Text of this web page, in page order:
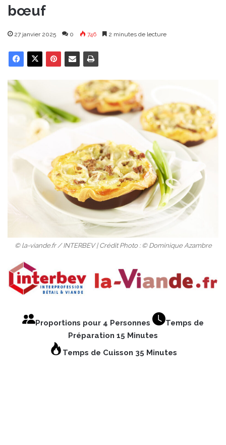
bœuf
27 janvier 2025 0 746 2 minutes de lecture
© la-viande.fr / INTERBEV | Crédit Photo : © Dominique Azambre
Proportions pour 4 Personnes
Temps de
Préparation 15 Minutes
Temps de Cuisson 35 Minutes